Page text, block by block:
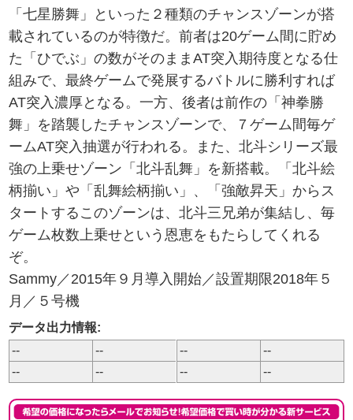
「七星勝舞」といった２種類のチャンスゾーンが搭
載されているのが特徴だ。前者は20ゲーム間に貯め
た「ひでぶ」の数がそのままAT突入期待度となる仕
組みで、最終ゲームで発展するバトルに勝利すれば
AT突入濃厚となる。一方、後者は前作の「神拳勝
舞」を踏襲したチャンスゾーンで、７ゲーム間毎ゲ
ームAT突入抽選が行われる。また、北斗シリーズ最
強の上乗せゾーン「北斗乱舞」を新搭載。「北斗絵
柄揃い」や「乱舞絵柄揃い」、「強敵昇天」からス
タートするこのゾーンは、北斗三兄弟が集結し、毎
ゲーム枚数上乗せという恩恵をもたらしてくれる
ぞ。
Sammy／2015年９月導入開始／設置期限2018年５
月／５号機
データ出力情報:
--
-- --
--
--
-- -- --